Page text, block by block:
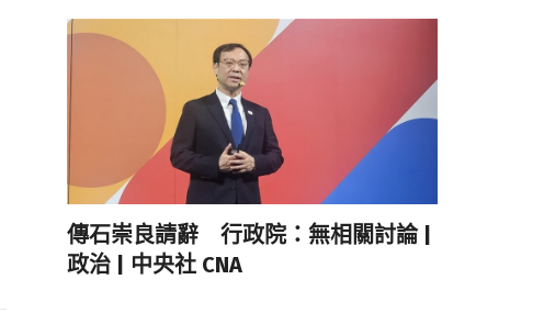
傳石崇良請辭 行政院：無相關討論 |
政治 | 中央社 CNA